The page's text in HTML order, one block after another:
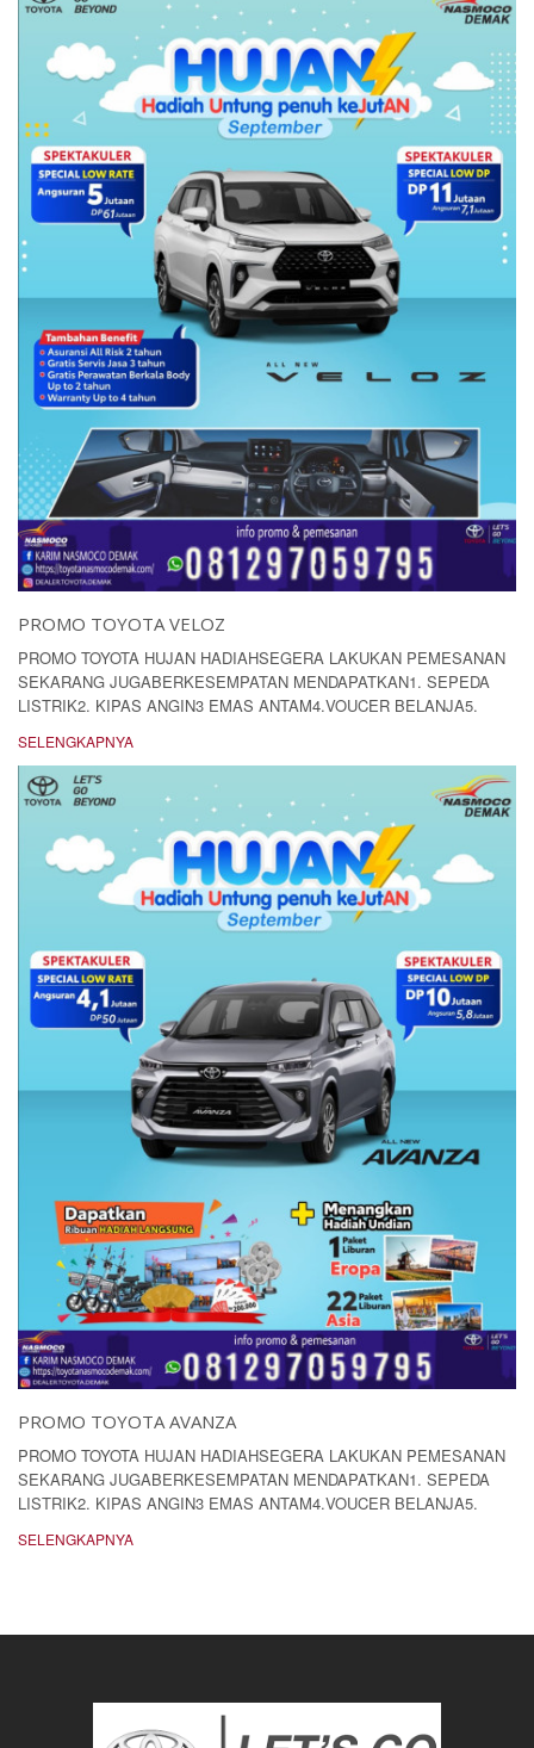
PROMO TOYOTA VELOZ
PROMO TOYOTA HUJAN HADIAHSEGERA LAKUKAN PEMESANAN
SEKARANG JUGABERKESEMPATAN MENDAPATKAN1. SEPEDA
LISTRIK2. KIPAS ANGIN3 EMAS ANTAM4.VOUCER BELANJA5.
SELENGKAPNYA
PROMO TOYOTA AVANZA
PROMO TOYOTA HUJAN HADIAHSEGERA LAKUKAN PEMESANAN
SEKARANG JUGABERKESEMPATAN MENDAPATKAN1. SEPEDA
LISTRIK2. KIPAS ANGIN3 EMAS ANTAM4.VOUCER BELANJA5.
SELENGKAPNYA